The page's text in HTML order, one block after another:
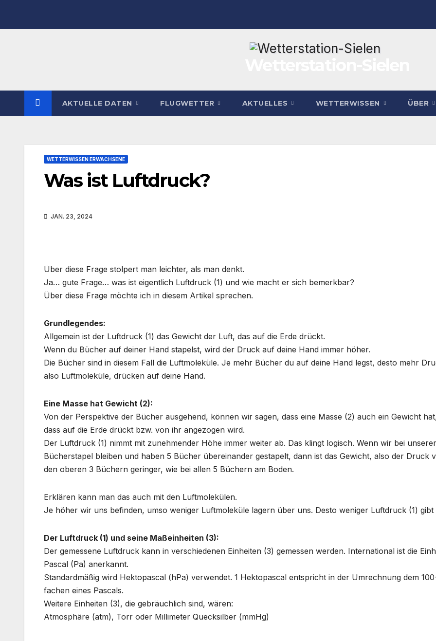
AKTUELLE DATEN FLUGWETTER AKTUELLES WETTERWISSEN ÜBER
WETTERWISSEN ERWACHSENE
Was ist Luftdruck?
JAN. 23, 2024
Über diese Frage stolpert man leichter, als man denkt.
Ja… gute Frage… was ist eigentlich Luftdruck (1) und wie macht er sich bemerkbar?
Über diese Frage möchte ich in diesem Artikel sprechen.
Grundlegendes:
Allgemein ist der Luftdruck (1) das Gewicht der Luft, das auf die Erde drückt.
Wenn du Bücher auf deiner Hand stapelst, wird der Druck auf deine Hand immer höher.
Die Bücher sind in diesem Fall die Luftmoleküle. Je mehr Bücher du auf deine Hand legst, desto mehr
also Luftmoleküle, drücken auf deine Hand.
Eine Masse hat Gewicht (2):
Von der Perspektive der Bücher ausgehend, können wir sagen, dass eine Masse (2) auch ein Gewicht
dass auf die Erde drückt bzw. von ihr angezogen wird.
Der Luftdruck (1) nimmt mit zunehmender Höhe immer weiter ab. Das klingt logisch. Wenn wir bei
Bücherstapel bleiben und haben 5 Bücher übereinander gestapelt, dann ist das Gewicht, also der Druck
den oberen 3 Büchern geringer, wie bei allen 5 Büchern am Boden.
Erklären kann man das auch mit den Luftmolekülen.
Je höher wir uns befinden, umso weniger Luftmoleküle lagern über uns. Desto weniger Luftdruck (1) gibt
Der Luftdruck (1) und seine Maßeinheiten (3):
Der gemessene Luftdruck kann in verschiedenen Einheiten (3) gemessen werden. International ist die
Pascal (Pa) anerkannt.
Standardmäßig wird Hektopascal (hPa) verwendet. 1 Hektopascal entspricht in der Umrechnung dem
fachen eines Pascals.
Weitere Einheiten (3), die gebräuchlich sind, wären:
Atmosphäre (atm), Torr oder Millimeter Quecksilber (mmHg)